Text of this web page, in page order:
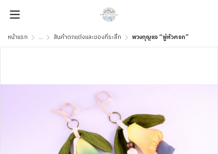
หน้าแรก ... สินค้าตกแต่งและของที่ระลึก พวงกุญแจ “พู่หัวครก”